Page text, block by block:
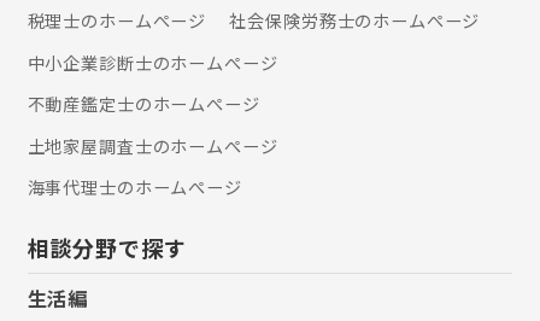
開発、生産プロセス等の省力化を通じ
て生産性向上を図るための補助金で
す。設備投資やシステム導入などの取
り組みに対して支援を行います。 補助
金 中小企業の後継者が事業承継を行う
際の経営改善や新事業展開に必要な費
用を支援します。円滑な事業承継を促
事業者が販路拡大や生産性向上を行う
税理士のホームぺージ
社会保険労務士のホームぺージ
中小企業診断士のホームぺージ
不動産鑑定士のホームぺージ
土地家屋調査士のホームぺージ
海事代理士のホームぺージ
相談分野で探す
生活編